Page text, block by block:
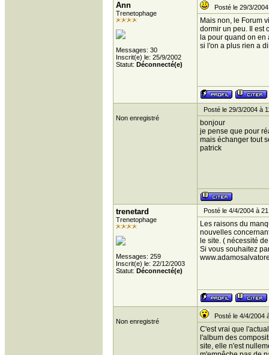
Ann
Trenetophage
Messages: 30
Inscrit(e) le: 25/9/2002
Statut: Déconnecté(e)
Posté le 29/3/
Mais non, le Forum
dormir un peu. Il est
la pour quand on
si l'on a plus rien a
Non enregistré
Posté le 29/3/2004 à
bonjour
je pense que pour
mais échanger tout
patrick
trenetard
Trenetophage
Messages: 259
Inscrit(e) le: 22/12/2003
Statut: Déconnecté(e)
Posté le 4/4/2004 à
Les raisons du
nouvelles
le site. ( nécessité
Si vous souhaitez
Non enregistré
Posté le 4/4/2004
C'est vrai que
l'album des
site, elle n'est